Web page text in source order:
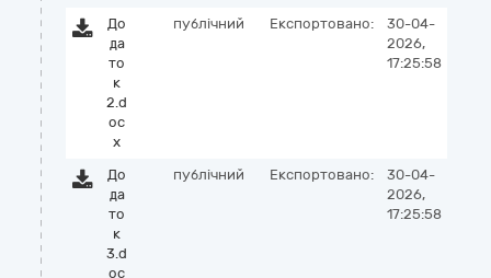
До
да
то
к
2.d
oc
x
публічний Експортовано:
30-04-
2026,
17:25:58
До
да
то
к
3.d
oc
публічний Експортовано:
30-04-
2026,
17:25:58